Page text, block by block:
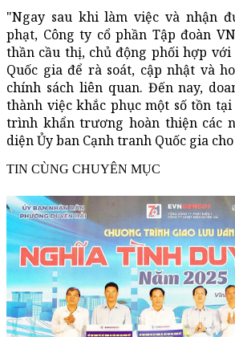
"Ngay sau khi làm việc và nhận
phạt, Công ty cổ phần Tập đoàn
thần cầu thị, chủ động phối hợp với
Quốc gia để rà soát, cập nhật và
chính sách liên quan. Đến nay,
thành việc khắc phục một số tồn
trình khẩn trương hoàn thiện các
diện Ủy ban Cạnh tranh Quốc gia
TIN CÙNG CHUYÊN MỤC